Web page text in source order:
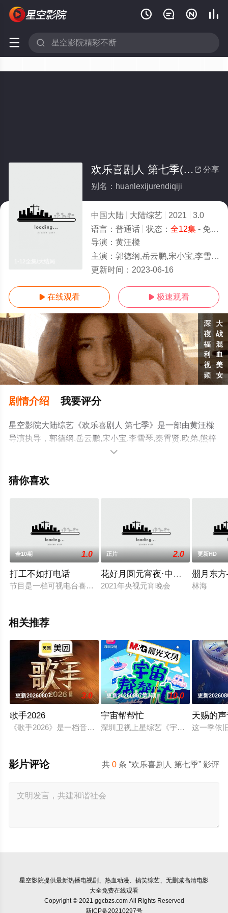
   
 
 分享
欢乐喜剧人 第七季(全集)
别名：huanlexijurendiqiji
中国大陆 大陆综艺 2021
3.0
语言： 普通话 状态： 全12集- 免费在线观看
导演： 黄汪樑
主演： 郭德纲,岳云鹏,宋小宝,李雪琴,秦霄贤,欧弟,熊梓淇,李艺彤,张大大,范湉湉,纯情阿伟,杨树林,宋晓峰
更新时间： 2023-06-16
 在线观看  极速观看
剧情介绍 我要评分
星空影院大陆综艺《欢乐喜剧人 第七季》是一部由黄汪樑
导演执导，郭德纲,岳云鹏,宋小宝,李雪琴,秦霄贤,欧弟,熊梓
淇,李艺彤,张大大,范湉湉,纯情阿伟,杨树林,宋晓峰等明星演
集），手机免费观看高清未删减完整版综艺节目就上星空

猜你喜欢
全10期 1.0
打工不如打电话
节目是一档可视电台喜剧聊天节目。脱口秀“领导”程璐携手脱口
正片 2.0
花好月圆元宵夜·中央广播电视总
2021年央视元宵晚会
更新HD
朤月东
林海
相关推荐
更新20260807 3.0
歌手2026
《歌手2026》是一档音乐交流竞技节目。节目集结全球实力唱
更新20260807第3期 10.0
宇宙帮帮忙
深圳卫视上星综艺《宇宙帮帮忙》是
更新
天赐的
这一季依
共0 条 “欢乐喜剧人 第七季” 影评
影片评论
星空影院提供最新热播电视剧、热血动漫、搞笑综艺、无删减高清电影
大全免费在线观看
Copyright © 2021 ggcbzs.com All Rights Reserved
新ICP备20210297号